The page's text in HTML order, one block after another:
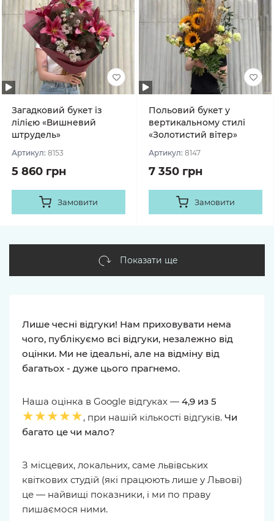
Загадковий букет із
лілією «Вишневий
штрудель»
Артикул: 8153
5 860 грн
Замовити
Польовий букет у
вертикальному стилі
«Золотистий вітер»
Артикул: 8147
7 350 грн
Замовити
Показати ще
Лише чесні відгуки! Нам приховувати нема
чого, публікуємо всі відгуки, незалежно від
оцінки. Ми не ідеальні, але на відміну від
багатьох - дуже цього прагнемо.
Наша оцінка в Google відгуках — 4,9 из 5
★★★★★, при нашій кількості відгуків. Чи
багато це чи мало?
З місцевих, локальних, саме львівських
квіткових студій (які працюють лише у Львові)
це — найвищі показники, і ми по праву
пишаємося ними.